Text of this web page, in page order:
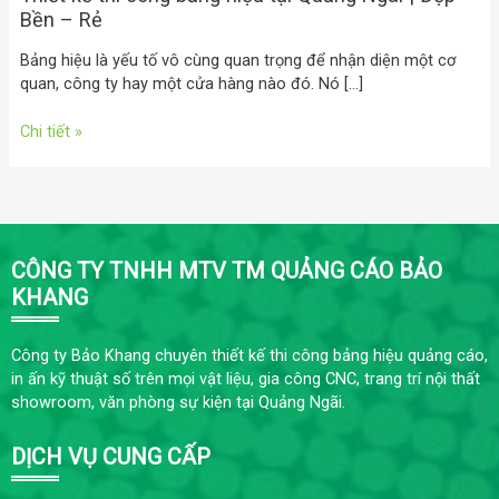
Bền – Rẻ
Bảng hiệu là yếu tố vô cùng quan trọng để nhận diện một cơ
quan, công ty hay một cửa hàng nào đó. Nó […]
Chi tiết »
CÔNG TY TNHH MTV TM QUẢNG CÁO BẢO
KHANG
Công ty Bảo Khang chuyên thiết kế thi công bảng hiệu quảng cáo,
in ấn kỹ thuật số trên mọi vật liệu, gia công CNC, trang trí nội thất
showroom, văn phòng sự kiện tại Quảng Ngãi.
DỊCH VỤ CUNG CẤP